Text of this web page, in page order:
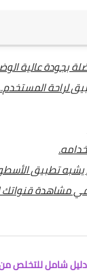
بجودة عالية
لراحة
تطبيق
في مشاهدة
شامل للتخلص